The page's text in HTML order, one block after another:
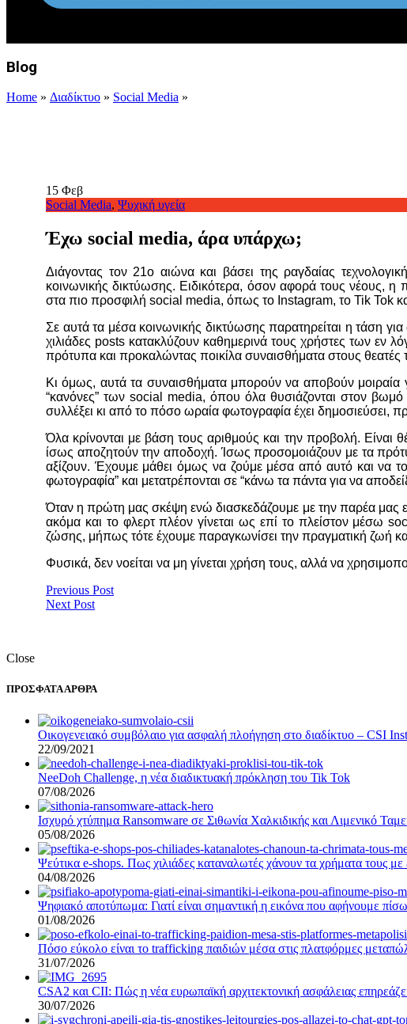
Blog
Home » Διαδίκτυο » Social Media »
15 Φεβ
Social Media, Ψυχική υγεία
Έχω social media, άρα υπάρχω;
Διάγοντας τον 21ο αιώνα και βάσει της ραγδαίας
κοινωνικής δικτύωσης. Ειδικότερα, όσον αφορά τους νέους, η
στα πιο προσφιλή social media, όπως το Instagram, το Tik Tok
Σε αυτά τα μέσα κοινωνικής δικτύωσης παρατηρείται η τάση
χιλιάδες posts κατακλύζουν καθημερινά τους χρήστες των εν
πρότυπα και προκαλώντας ποικίλα συναισθήματα στους θεατές
Κι όμως, αυτά τα συναισθήματα μπορούν να αποβούν μοιραία
“κανόνες” των social media, όπου όλα θυσιάζονται στον
συλλέξει κι από το πόσο ωραία φωτογραφία έχει δημοσιεύσει,
Όλα κρίνονται με βάση τους αριθμούς και την προβολή.
ίσως αποζητούν την αποδοχή. Ίσως προσομοιάζουν με τα
αξίζουν. Έχουμε μάθει όμως να ζούμε μέσα από αυτό και να
φωτογραφία” και μετατρέπονται σε “κάνω τα πάντα για να
Όταν η πρώτη μας σκέψη ενώ διασκεδάζουμε με την παρέα μας
ακόμα και το φλερτ πλέον γίνεται ως επί το πλείστον μέσω
ζώσης, μήπως τότε έχουμε παραγκωνίσει την πραγματική ζωή
Φυσικά, δεν νοείται να μη γίνεται χρήση τους, αλλά να
Previous Post
Next Post
Close
ΠΡΟΣΦΑΤΑ ΑΡΘΡΑ
Οικογενειακό συμβόλαιο για ασφαλή πλοήγηση στο διαδίκτυο – CSI
22/09/2021
NeeDoh Challenge, η νέα διαδικτυακή πρόκληση του Tik Tok
07/08/2026
Ισχυρό χτύπημα Ransomware σε Σιθωνία Χαλκιδικής και Λιμενικό
05/08/2026
Ψεύτικα e-shops. Πως χιλιάδες καταναλωτές χάνουν τα χρήματα τους με
04/08/2026
Ψηφιακό αποτύπωμα: Γιατί είναι σημαντική η εικόνα που αφήνουμε
01/08/2026
Πόσο εύκολο είναι το trafficking παιδιών μέσα στις πλατφόρμες
31/07/2026
CSA2 και CII: Πώς η νέα ευρωπαϊκή αρχιτεκτονική ασφάλειας
30/07/2026